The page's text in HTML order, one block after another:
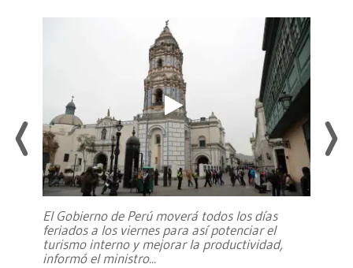
El Gobierno de Perú moverá todos los días
feriados a los viernes para así potenciar el
turismo interno y mejorar la productividad,
informó el ministro...